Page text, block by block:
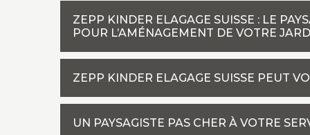
ZEPP KINDER ELAGAGE SUISSE : LE
POUR L’AMÉNAGEMENT DE VOTRE
ZEPP KINDER ELAGAGE SUISSE PEUT
UN PAYSAGISTE PAS CHER À VOTRE